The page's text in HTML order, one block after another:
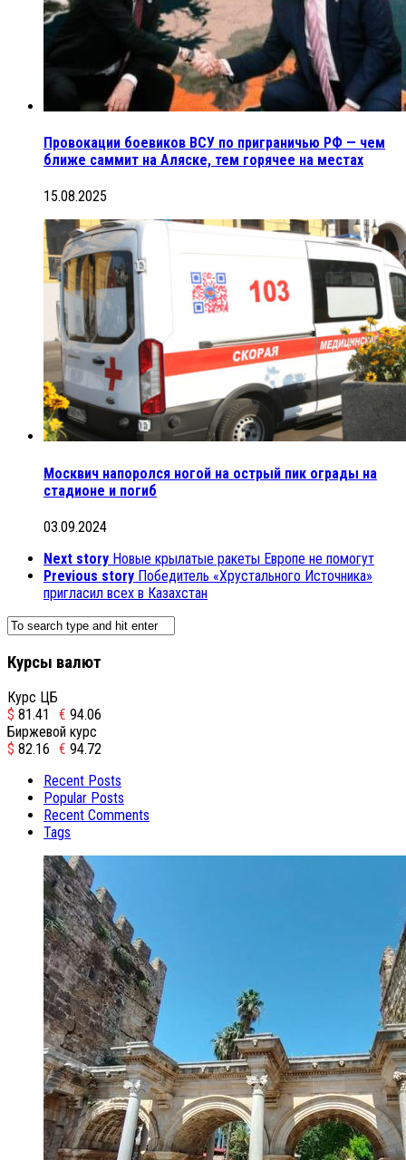
Провокации боевиков ВСУ по приграничью РФ — чем
ближе саммит на Аляске, тем горячее на местах
15.08.2025
Москвич напоролся ногой на острый пик ограды на
стадионе и погиб
03.09.2024
Next story Новые крылатые ракеты Европе не помогут
Previous story Победитель «Хрустального Источника»
пригласил всех в Казахстан
Курсы валют
Курс ЦБ
$ 81.41 € 94.06
Биржевой курс
$ 82.16 € 94.72
Recent Posts
Popular Posts
Recent Comments
Tags